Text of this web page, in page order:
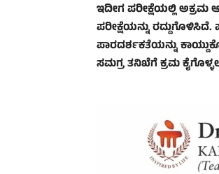
ಇದೀಗ ಪರೀಕ್ಷೆಯಲ್ಲಿ ಅಕ್ರಮ
ಪರೀಕ್ಷೆಯನ್ನು
ಪಾರದರ್ಶಕತೆಯನ್ನು
ಸಮಗ್ರ ತನಿಖೆಗೆ ಕ್ರಮ